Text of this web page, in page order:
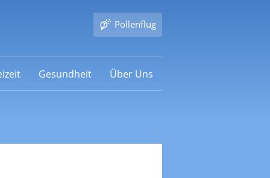
Pollenflug
Gesundheit Über Uns